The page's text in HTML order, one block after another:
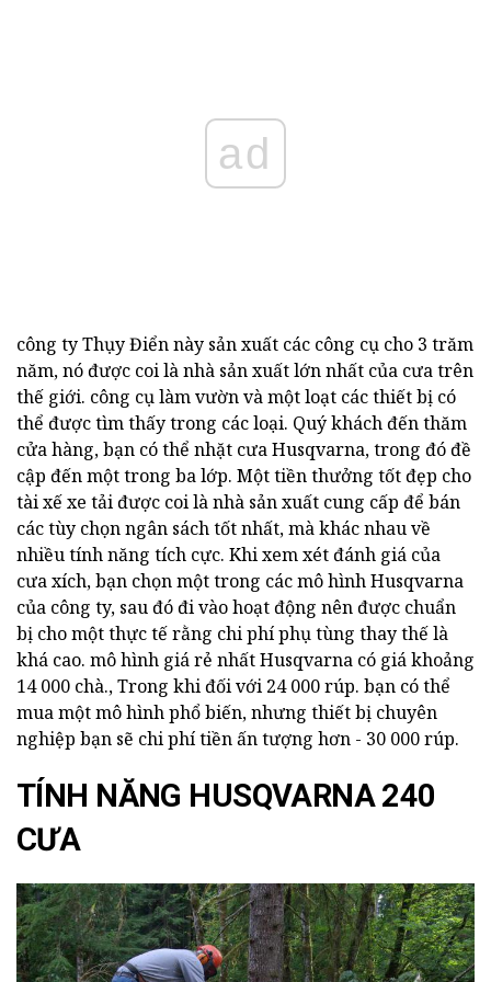
ad
công ty Thụy Điển này sản xuất các công cụ cho 3 trăm
năm, nó được coi là nhà sản xuất lớn nhất của cưa trên
thế giới. công cụ làm vườn và một loạt các thiết bị có
thể được tìm thấy trong các loại. Quý khách đến thăm
cửa hàng, bạn có thể nhặt cưa Husqvarna, trong đó đề
cập đến một trong ba lớp. Một tiền thưởng tốt đẹp cho
tài xế xe tải được coi là nhà sản xuất cung cấp để bán
các tùy chọn ngân sách tốt nhất, mà khác nhau về
nhiều tính năng tích cực. Khi xem xét đánh giá của
cưa xích, bạn chọn một trong các mô hình Husqvarna
của công ty, sau đó đi vào hoạt động nên được chuẩn
bị cho một thực tế rằng chi phí phụ tùng thay thế là
khá cao. mô hình giá rẻ nhất Husqvarna có giá khoảng
14 000 chà., Trong khi đối với 24 000 rúp. bạn có thể
mua một mô hình phổ biến, nhưng thiết bị chuyên
nghiệp bạn sẽ chi phí tiền ấn tượng hơn - 30 000 rúp.
TÍNH NĂNG HUSQVARNA 240
CƯA